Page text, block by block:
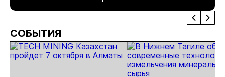
«Андрей»
СОБЫТИЯ